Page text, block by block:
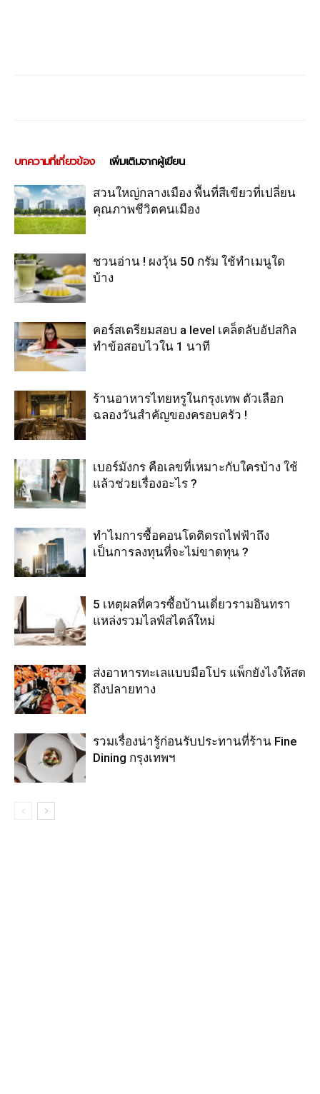
บทความที่เกี่ยวข้อง เพิ่มเติมจากผู้เขียน
สวนใหญ่กลางเมือง พื้นที่สีเขียวที่เปลี่ยน
คุณภาพชีวิตคนเมือง
ชวนอ่าน ! ผงวุ้น 50 กรัม ใช้ทำเมนูใด
บ้าง
คอร์สเตรียมสอบ a level เคล็ดลับอัปสกิล
ทำข้อสอบไวใน 1 นาที
ร้านอาหารไทยหรูในกรุงเทพ ตัวเลือก
ฉลองวันสำคัญของครอบครัว !
เบอร์มังกร คือเลขที่เหมาะกับใครบ้าง ใช้
แล้วช่วยเรื่องอะไร ?
ทำไมการซื้อคอนโดติดรถไฟฟ้าถึง
เป็นการลงทุนที่จะไม่ขาดทุน ?
5 เหตุผลที่ควรซื้อบ้านเดี่ยวรามอินทรา
แหล่งรวมไลฟ์สไตล์ใหม่
ส่งอาหารทะเลแบบมือโปร แพ็กยังไงให้สด
ถึงปลายทาง
รวมเรื่องน่ารู้ก่อนรับประทานที่ร้าน Fine
Dining กรุงเทพฯ